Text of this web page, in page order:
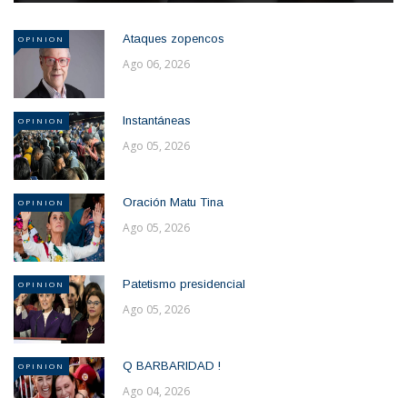
OPINION Ataques zopencos
Ago 06, 2026
OPINION Instantáneas
Ago 05, 2026
OPINION Oración Matu Tina
Ago 05, 2026
OPINION Patetismo presidencial
Ago 05, 2026
OPINION Q BARBARIDAD !
Ago 04, 2026